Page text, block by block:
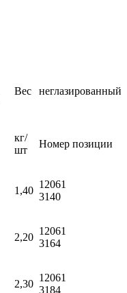
Вес неглазированный
кг/
шт
Номер позиции
1,40
12061
3140
2,20
12061
3164
2,30
12061
3184